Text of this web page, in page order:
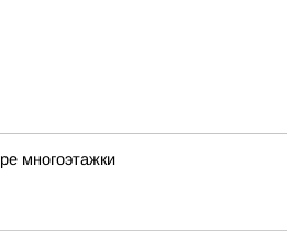
многоэтажки